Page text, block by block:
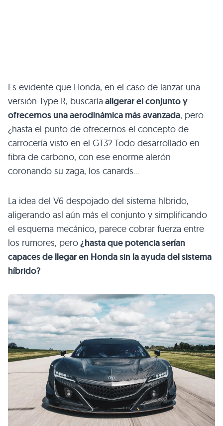
Es evidente que Honda, en el caso de lanzar una
versión Type R, buscaría aligerar el conjunto y
ofrecernos una aerodinámica más avanzada, pero…
¿hasta el punto de ofrecernos el concepto de
carrocería visto en el GT3? Todo desarrollado en
fibra de carbono, con ese enorme alerón
coronando su zaga, los canards…
La idea del V6 despojado del sistema híbrido,
aligerando así aún más el conjunto y simplificando
el esquema mecánico, parece cobrar fuerza entre
los rumores, pero¿hasta que potencia serían
capaces de llegar en Honda sin la ayuda del sistema
híbrido?